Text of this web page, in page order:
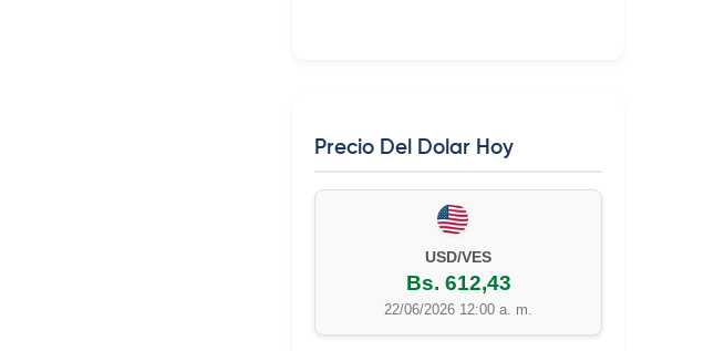
Precio Del Dolar Hoy
USD/VES
Bs. 612,43
22/06/2026 12:00 a. m.